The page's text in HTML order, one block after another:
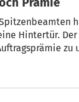
„allumfassend“ sein
das Zuckerl